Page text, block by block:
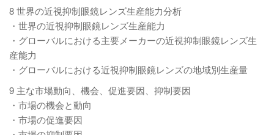
8 世界の近視抑制眼鏡レンズ生産能力分析
・世界の近視抑制眼鏡レンズ生産能力
・グローバルにおける主要メーカーの近視抑制眼鏡レンズ生
産能力
・グローバルにおける近視抑制眼鏡レンズの地域別生産量
9 主な市場動向、機会、促進要因、抑制要因
・市場の機会と動向
・市場の促進要因